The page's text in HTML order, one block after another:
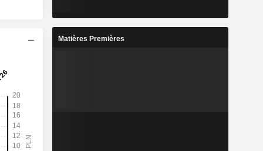
Matières Premières